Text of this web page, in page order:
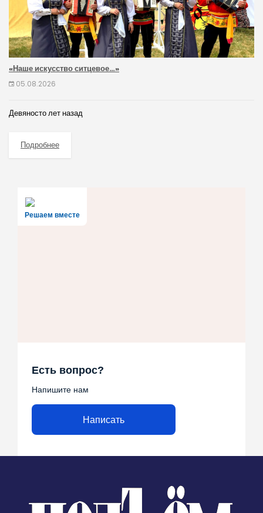
«Наше искусство ситцевое…»
05.08.2026
Девяносто лет назад
Подробнее
Решаем вместе
Есть вопрос?
Напишите нам
Написать